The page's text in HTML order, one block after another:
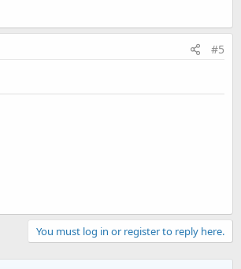
#5
You must log in or register to reply here.